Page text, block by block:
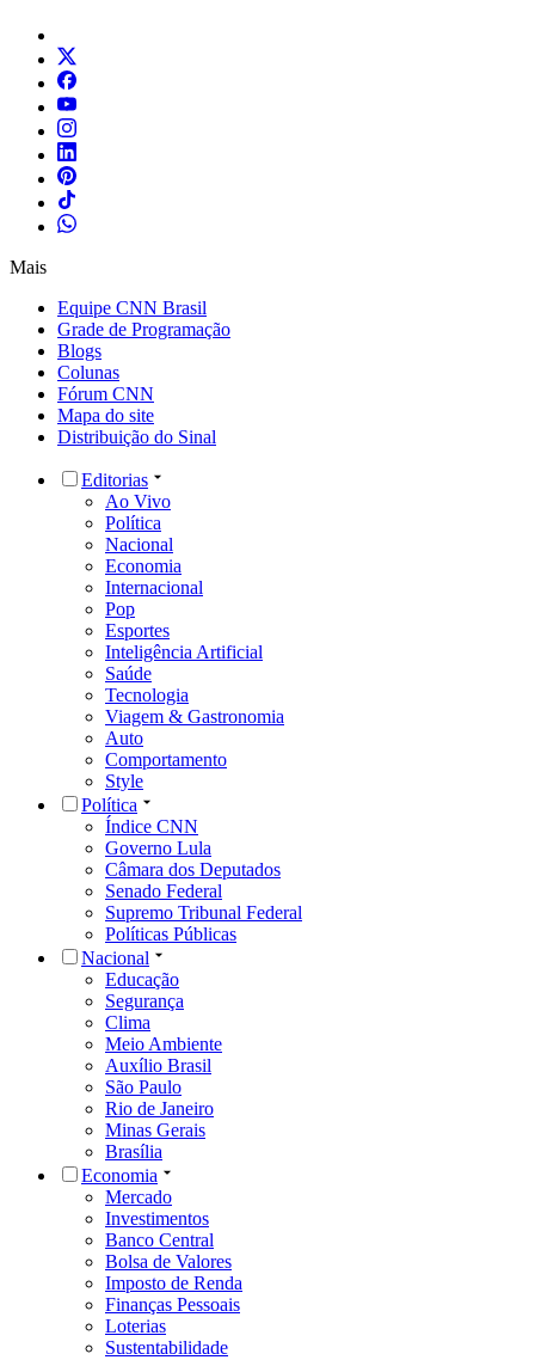
Mais
Equipe CNN Brasil
Grade de Programação
Blogs
Colunas
Fórum CNN
Mapa do site
Distribuição do Sinal
Editorias
Ao Vivo
Política
Nacional
Economia
Internacional
Pop
Esportes
Inteligência Artificial
Saúde
Tecnologia
Viagem & Gastronomia
Auto
Comportamento
Style
Política
Índice CNN
Governo Lula
Câmara dos Deputados
Senado Federal
Supremo Tribunal Federal
Políticas Públicas
Nacional
Educação
Segurança
Clima
Meio Ambiente
Auxílio Brasil
São Paulo
Rio de Janeiro
Minas Gerais
Brasília
Economia
Mercado
Investimentos
Banco Central
Bolsa de Valores
Imposto de Renda
Finanças Pessoais
Loterias
Sustentabilidade